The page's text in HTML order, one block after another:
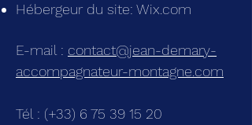
Hébergeur du site: Wix.com
E-mail : contact@jean-demary-
accompagnateur-montagne.com
Tél : (+33) 6 75 39 15 20